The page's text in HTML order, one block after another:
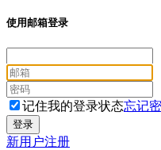
使用邮箱登录
记住我的登录状态忘记
新用户注册